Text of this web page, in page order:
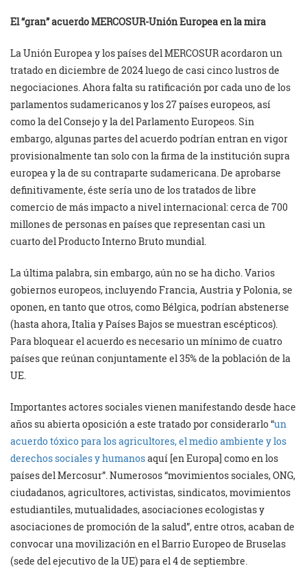
El “gran” acuerdo MERCOSUR-Unión Europea en la mira
La Unión Europea y los países del MERCOSUR acordaron un
tratado en diciembre de 2024 luego de casi cinco lustros de
negociaciones. Ahora falta su ratificación por cada uno de los
parlamentos sudamericanos y los 27 países europeos, así
como la del Consejo y la del Parlamento Europeos. Sin
embargo, algunas partes del acuerdo podrían entran en vigor
provisionalmente tan solo con la firma de la institución supra
europea y la de su contraparte sudamericana. De aprobarse
definitivamente, éste sería uno de los tratados de libre
comercio de más impacto a nivel internacional: cerca de 700
millones de personas en países que representan casi un
cuarto del Producto Interno Bruto mundial.
La última palabra, sin embargo, aún no se ha dicho. Varios
gobiernos europeos, incluyendo Francia, Austria y Polonia, se
oponen, en tanto que otros, como Bélgica, podrían abstenerse
(hasta ahora, Italia y Países Bajos se muestran escépticos).
Para bloquear el acuerdo es necesario un mínimo de cuatro
países que reúnan conjuntamente el 35% de la población de la
UE.
Importantes actores sociales vienen manifestando desde hace
años su abierta oposición a este tratado por considerarlo “un
acuerdo tóxico para los agricultores, el medio ambiente y los
derechos sociales y humanosaquí [en Europa] como en los
países del Mercosur”. Numerosos “movimientos sociales, ONG,
ciudadanos, agricultores, activistas, sindicatos, movimientos
estudiantiles, mutualidades, asociaciones ecologistas y
asociaciones de promoción de la salud”, entre otros, acaban de
convocar una movilización en el Barrio Europeo de Bruselas
(sede del ejecutivo de la UE) para el 4 de septiembre.